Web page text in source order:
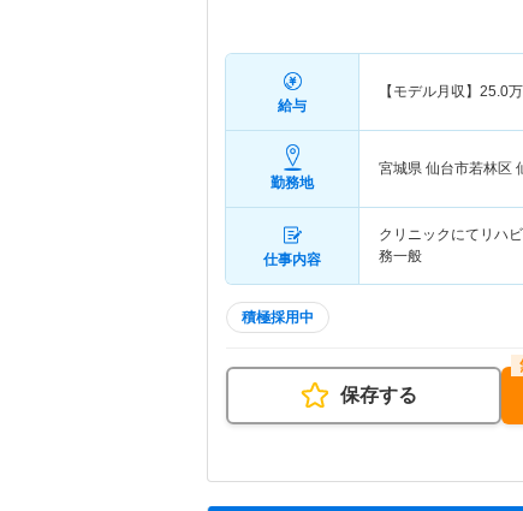
給与
【モデル月収】 25.0
勤務地
宮城県 仙台市若林区
仕事内容
クリニックにてリハ
務一般
積極採用中
保存する